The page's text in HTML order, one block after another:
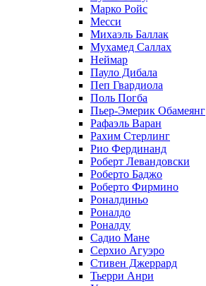
Марко Ройс
Месси
Михаэль Баллак
Мухамед Саллах
Неймар
Пауло Дибала
Пеп Гвардиола
Поль Погба
Пьер-Эмерик Обамеянг
Рафаэль Варан
Рахим Стерлинг
Рио Фердинанд
Роберт Левандовски
Роберто Баджо
Роберто Фирмино
Роналдиньо
Роналдо
Роналду
Садио Мане
Серхио Агуэро
Стивен Джеррард
Тьерри Анри